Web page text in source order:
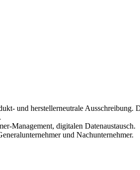
und herstellerneutrale Ausschreibung.
Management, digitalen Datenaustausch.
und Nachunternehmer.